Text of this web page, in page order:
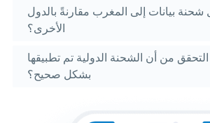
بيانات إلى المغرب مقارنةً بالدول
الأخرى؟
من أن الشحنة الدولية تم تطبيقها
بشكل صحيح؟